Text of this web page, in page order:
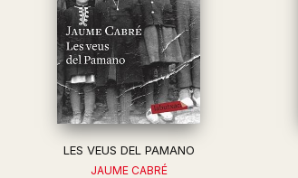
LES VEUS DEL PAMANO
JAUME CABRÉ